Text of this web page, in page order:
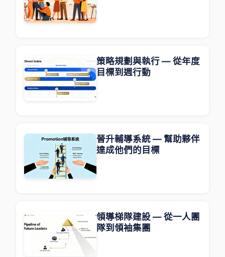
策略規劃與執行 — 從年度
目標到週行動
晉升輔導系統 — 幫助夥伴
達成他們的目標
領導梯隊建設 — 從一人團
隊到領袖集團